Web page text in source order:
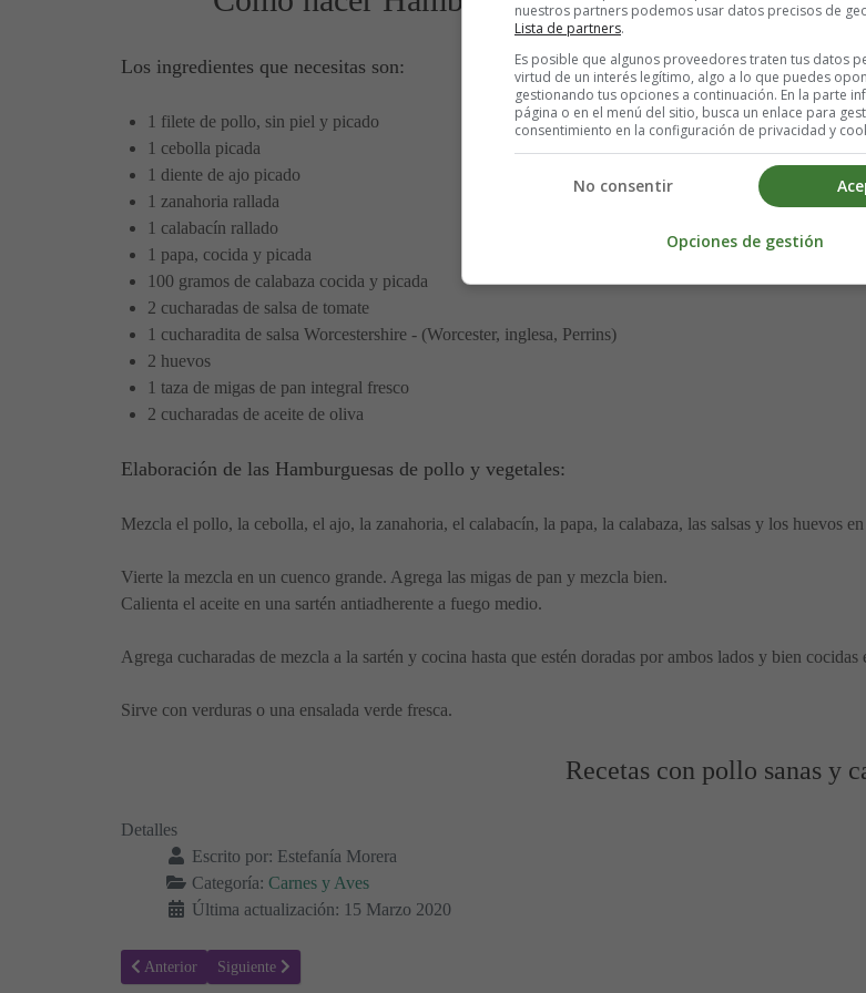
Los ingredientes que necesitas son:
1 filete de pollo, sin piel y picado
1 cebolla picada
1 diente de ajo picado
1 zanahoria rallada
1 calabacín rallado
1 papa, cocida y picada
100 gramos de calabaza cocida y picada
2 cucharadas de salsa de tomate
1 cucharadita de salsa Worcestershire - (Worcester, inglesa, Perrins)
2 huevos
1 taza de migas de pan integral fresco
2 cucharadas de aceite de oliva
Elaboración de las Hamburguesas de pollo y vegetales:
Mezcla el pollo, la cebolla, el ajo, la zanahoria, el calabacín, la papa, la calabaza, las salsas y los huevos
Vierte la mezcla en un cuenco grande. Agrega las migas de pan y mezcla bien.
Calienta el aceite en una sartén antiadherente a fuego medio.
Agrega cucharadas de mezcla a la sartén y cocina hasta que estén doradas por ambos lados y bien cocidas
Sirve con verduras o una ensalada verde fresca.
Recetas con pollo sanas y
Detalles
Escrito por: Estefanía Morera
Categoría: Carnes y Aves
Última actualización: 15 Marzo 2020
Artículo anterior: Receta para hacer Pastel de pastor a la antigua
Anterior Artículo siguiente: Receta para hacer Curry Tailandés 🤤
Siguiente
nuestros partners podemos usar datos precisos de
Lista de partners.
Es posible que algunos proveedores traten tus datos
virtud de un interés legítimo, algo a lo que puedes
gestionando tus opciones a continuación. En la parte
página o en el menú del sitio, busca un enlace para
consentimiento en la configuración de privacidad y
No consentir
Opciones de gestión